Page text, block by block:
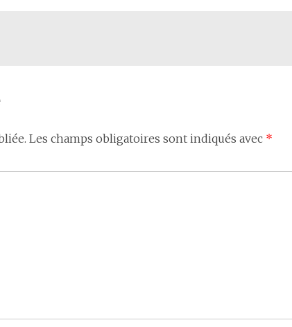
Les champs obligatoires sont indiqués avec *